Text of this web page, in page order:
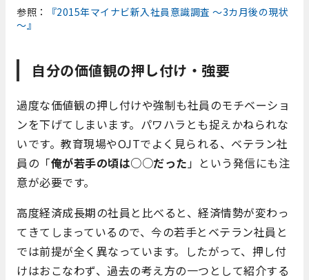
参照：
『2015年マイナビ新入社員意識調査 ～3カ月後の現状
～』
自分の価値観の押し付け・強要
過度な価値観の押し付けや強制も社員のモチベーショ
ンを下げてしまいます。パワハラとも捉えかねられな
いです。教育現場やOJTでよく見られる、ベテラン社
員の「俺が若手の頃は○○だった」という発信にも注
意が必要です。
高度経済成長期の社員と比べると、経済情勢が変わっ
てきてしまっているので、今の若手とベテラン社員と
では前提が全く異なっています。したがって、押し付
けはおこなわず、過去の考え方の一つとして紹介する